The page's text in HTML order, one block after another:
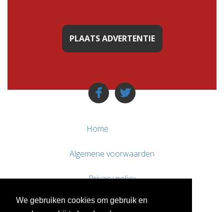
We gebruiken cookies om gebruik en
PLAATS ADVERTENTIE
Home
Algemene voorwaarden
Privacy policy
Contact / Support